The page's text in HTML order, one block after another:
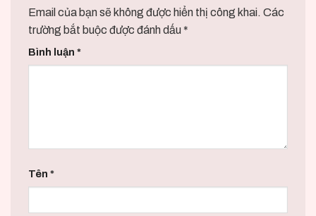
Email của bạn sẽ không được hiển thị công khai. Các
trường bắt buộc được đánh dấu *
Bình luận *
Tên *